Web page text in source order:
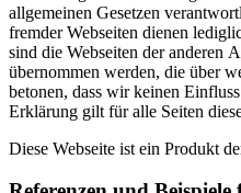
allgemeinen Gesetzen
fremder Webseiten dienen
sind die Webseiten der anderen
übernommen werden, die über
betonen, dass wir keinen
Erklärung gilt für alle Seiten
Diese Webseite ist ein Produkt